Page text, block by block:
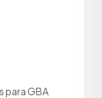
para GBA